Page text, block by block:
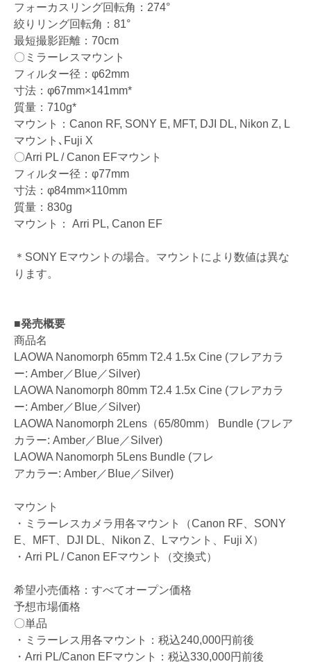
フォーカスリング回転角：274°
絞りリング回転角：81°
最短撮影距離：70cm
〇ミラーレスマウント
フィルター径：φ62mm
寸法：φ67mm×141mm*
質量：710g*
マウント：Canon RF, SONY E, MFT, DJI DL, Nikon Z, L
マウント､Fuji X
〇Arri PL / Canon EFマウント
フィルター径：φ77mm
寸法：φ84mm×110mm
質量：830g
マウント： Arri PL, Canon EF
＊SONY Eマウントの場合。マウントにより数値は異な
ります。
■発売概要
商品名
LAOWA Nanomorph 65mm T2.4 1.5x Cine (フレアカラ
ー: Amber／Blue／Silver)
LAOWA Nanomorph 80mm T2.4 1.5x Cine (フレアカラ
ー: Amber／Blue／Silver)
LAOWA Nanomorph 2Lens（65/80mm） Bundle (フレア
カラー: Amber／Blue／Silver)
LAOWA Nanomorph 5Lens Bundle (フレ
アカラー: Amber／Blue／Silver)
マウント
・ミラーレスカメラ用各マウント（Canon RF、SONY
E、MFT、DJI DL、Nikon Z、Lマウント、Fuji X）
・Arri PL / Canon EFマウント（交換式）
希望小売価格：すべてオープン価格
予想市場価格
〇単品
・ミラーレス用各マウント：税込240,000円前後
・Arri PL/Canon EFマウント：税込330,000円前後